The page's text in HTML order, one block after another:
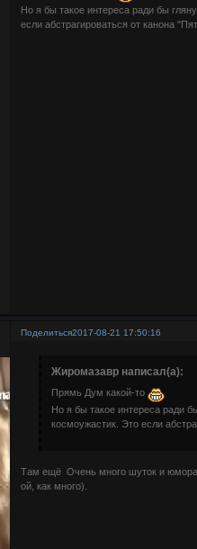
Но я бы такое интереса ради бы
если абстрагироваться от канона
Поделиться2017-08-21 17:50:16
Жиромазавр написал(а):
Прямь Дум какой-то
Но я бы такое интереса ради
космоужастик. Это если
Там ещё Очень много шуток и юмора
ой, как много).